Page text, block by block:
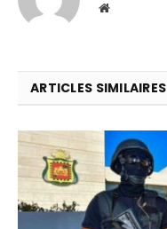
Website
ARTICLES SIMILAIRES